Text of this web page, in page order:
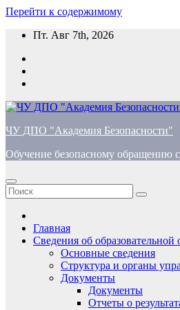
Перейти к содержимому
Пт. Авг 7th, 2026
ЧУ ДПО "Академия Безопасности"
Обучение безопасному обращению
Главная
Сведения об образовательной
Основные сведения
Структура и органы
Документы
Документы
Отчеты о